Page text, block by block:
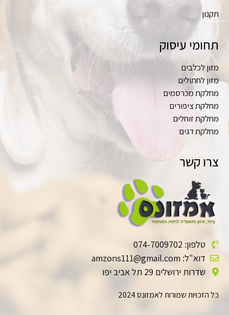
תקנון
תחומי עיסוק
מזון לכלבים
מזון לחתולים
מחלקת מכרסמים
מחלקת ציפורים
מחלקת זוחלים
מחלקת דגים
צרו קשר
טלפון: 074-7009702
דוא"ל: amzons111@gmail.com
שדרות ירושלים 29 תל אביב יפו
כל הזכויות שמורות לאמזונס 2024